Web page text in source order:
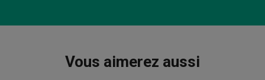
Vous aimerez aussi